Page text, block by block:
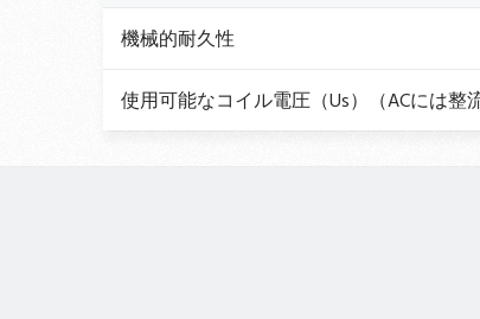
機械的耐久性
使用可能なコイル電圧（Us）（ACには整